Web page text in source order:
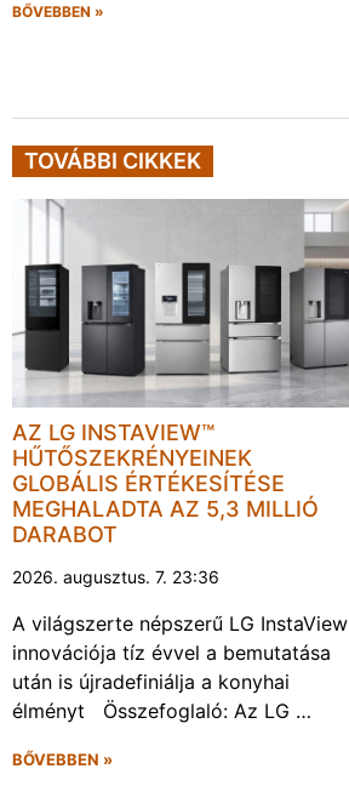
BŐVEBBEN »
TOVÁBBI CIKKEK
AZ LG INSTAVIEW™
HŰTŐSZEKRÉNYEINEK
GLOBÁLIS ÉRTÉKESÍTÉSE
MEGHALADTA AZ 5,3 MILLIÓ
DARABOT
2026. augusztus. 7. 23:36
A világszerte népszerű LG InstaView
innovációja tíz évvel a bemutatása
után is újradefiniálja a konyhai
élményt Összefoglaló: Az LG …
BŐVEBBEN »